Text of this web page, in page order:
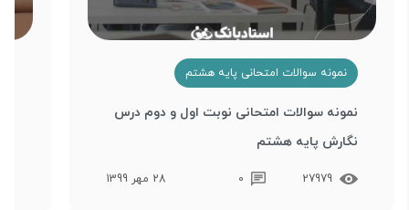
نمونه سوالات امتحانی پایه هشتم
نمونه سوالات امتحانی نوبت اول و دوم درس
نگارش پایه هشتم
27979
0 28 مهر 1399